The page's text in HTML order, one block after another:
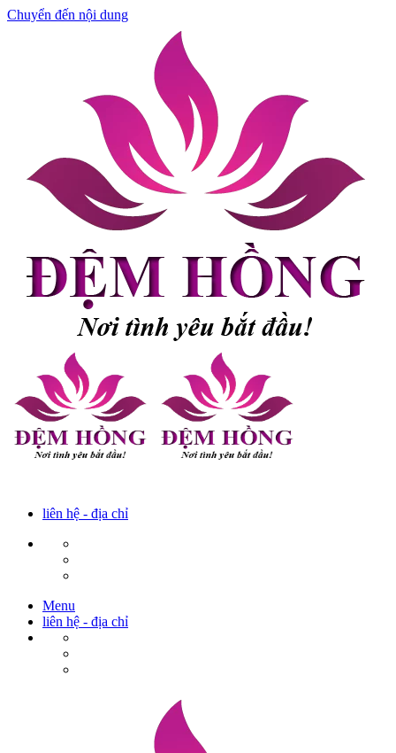
Chuyển đến nội dung
liên hệ - địa chỉ
Menu
liên hệ - địa chỉ